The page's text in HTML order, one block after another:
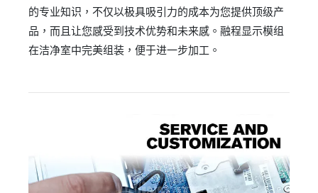
的专业知识，不仅以极具吸引力的成本为您提供顶级产
品，而且让您感受到技术优势和未来感。融程显示模组
在洁净室中完美组装，便于进一步加工。